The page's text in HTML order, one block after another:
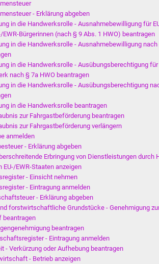
- Erklärung abgeben
in die Handwerksrolle - Ausnahmebewilligung für
EWR-Bürgerinnen (nach § 9 Abs. 1 HWO) beantragen
in die Handwerksrolle - Ausnahmebewilligung nach
in die Handwerksrolle - Ausübungsberechtigung
nach § 7a HWO beantragen
in die Handwerksrolle - Ausübungsberechtigung
in die Handwerksrolle beantragen
zur Fahrgastbeförderung beantragen
zur Fahrgastbeförderung verlängern
anmelden
- Erklärung abgeben
Erbringung von Dienstleistungen durch
EU-/EWR-Staaten anzeigen
- Einsicht nehmen
- Eintragung anmelden
- Erklärung abgeben
forstwirtschaftliche Grundstücke - Genehmigung
beantragen
beantragen
- Eintragung anmelden
- Verkürzung oder Aufhebung beantragen
- Betrieb anzeigen